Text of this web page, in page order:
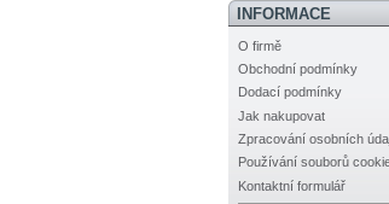
INFORMACE
O firmě
Obchodní podmínky
Dodací podmínky
Jak nakupovat
Zpracování osobních
Používání souborů
Kontaktní formulář